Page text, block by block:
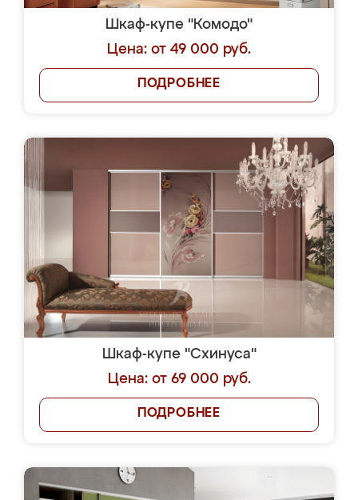
Шкаф-купе "Комодо"
Цена: от 49 000 руб.
ПОДРОБНЕЕ
Шкаф-купе "Схинуса"
Цена: от 69 000 руб.
ПОДРОБНЕЕ